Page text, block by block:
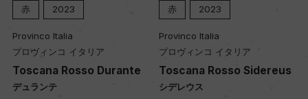
土壌
品質分類・原産地呼称
赤 2023
Provinco Italia
プロヴィンコ イタリア
Toscana Rosso Durante
デュランテ
赤 2023
Provinco Italia
プロヴィンコ イタリア
Toscana Rosso Sidereus
シデレウス